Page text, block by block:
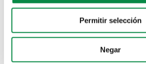
Permitir selección
Negar